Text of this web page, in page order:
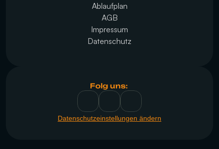
Ablaufplan
AGB
Impressum
Datenschutz
Folg uns:
Datenschutzeinstellungen ändern